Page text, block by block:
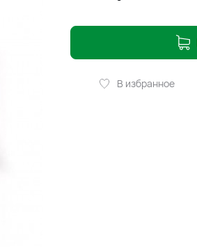
В избранное